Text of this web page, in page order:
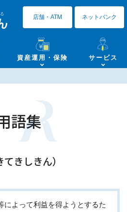
資産運用・保険 サービス
店舗・ATM ネットバンク
語集
きしきん）
によって利益を得ようとするた